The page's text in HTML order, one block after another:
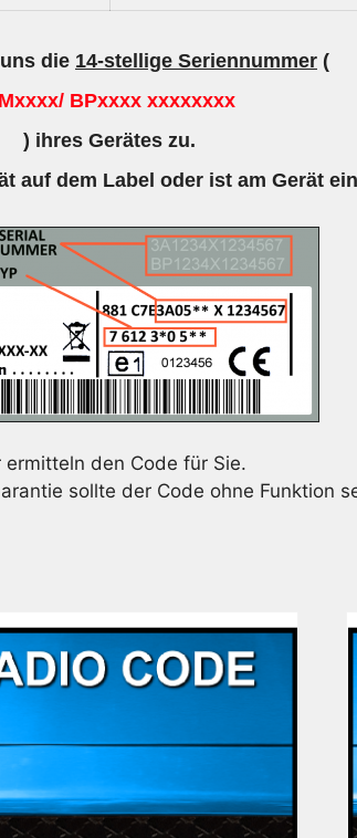
die 14-stellige Seriennummer (
BPxxxx xxxxxxxx
) ihres Gerätes zu.
auf dem Label oder ist am Gerät
ermitteln den Code für Sie.
sollte der Code ohne Funktion